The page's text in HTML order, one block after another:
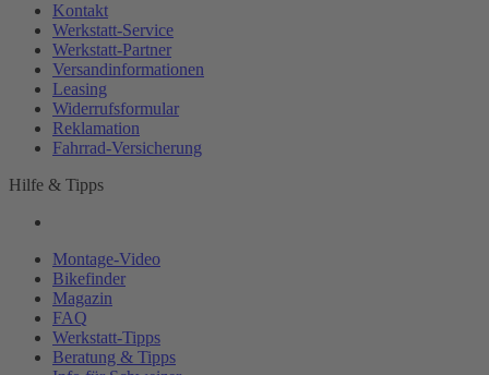
Kontakt
Werkstatt-Service
Werkstatt-Partner
Versandinformationen
Leasing
Widerrufsformular
Reklamation
Fahrrad-Versicherung
Hilfe & Tipps
Montage-Video
Bikefinder
Magazin
FAQ
Werkstatt-Tipps
Beratung & Tipps